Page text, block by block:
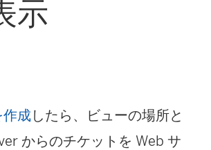
示
作成したら、ビューの場所と
からのチケットを Web サ